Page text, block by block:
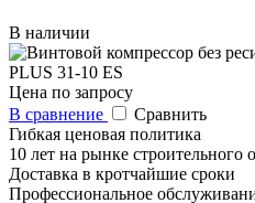
В наличии
Цена по запросу
В сравнение
Сравнить
Гибкая ценовая политика
10 лет на рынке строительного
Доставка в кротчайшие сроки
Профессиональное